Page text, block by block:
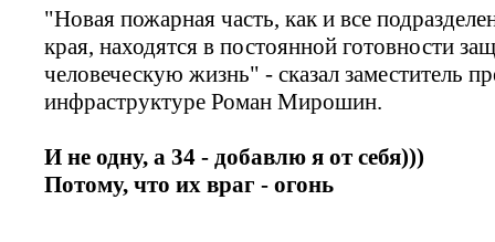
"Новая пожарная часть, как и все
края, находятся в постоянной готовности
человеческую жизнь" - сказал заместитель
инфраструктуре Роман Мирошин.
И не одну, а 34 - добавлю я от себя)))
Потому, что их враг - огонь